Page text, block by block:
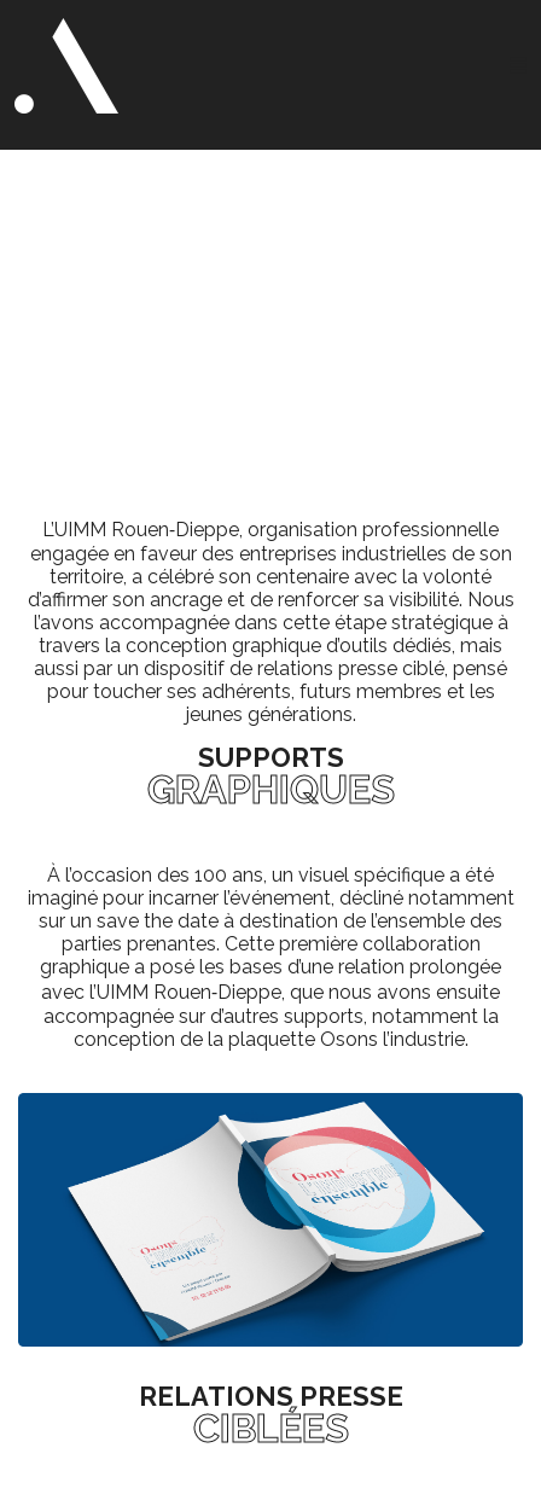
L’UIMM Rouen‑Dieppe, organisation professionnelle
engagée en faveur des entreprises industrielles de son
territoire, a célébré son centenaire avec la volonté
d’affirmer son ancrage et de renforcer sa visibilité. Nous
l’avons accompagnée dans cette étape stratégique à
travers la conception graphique d’outils dédiés, mais
aussi par un dispositif de relations presse ciblé, pensé
pour toucher ses adhérents, futurs membres et les
jeunes générations.
SUPPORTS
GRAPHIQUES
À l’occasion des 100 ans, un visuel spécifique a été
imaginé pour incarner l’événement, décliné notamment
sur un save the date à destination de l’ensemble des
parties prenantes. Cette première collaboration
graphique a posé les bases d’une relation prolongée
avec l’UIMM Rouen‑Dieppe, que nous avons ensuite
accompagnée sur d’autres supports, notamment la
conception de la plaquette Osons l’industrie.
RELATIONS PRESSE
CIBLÉES